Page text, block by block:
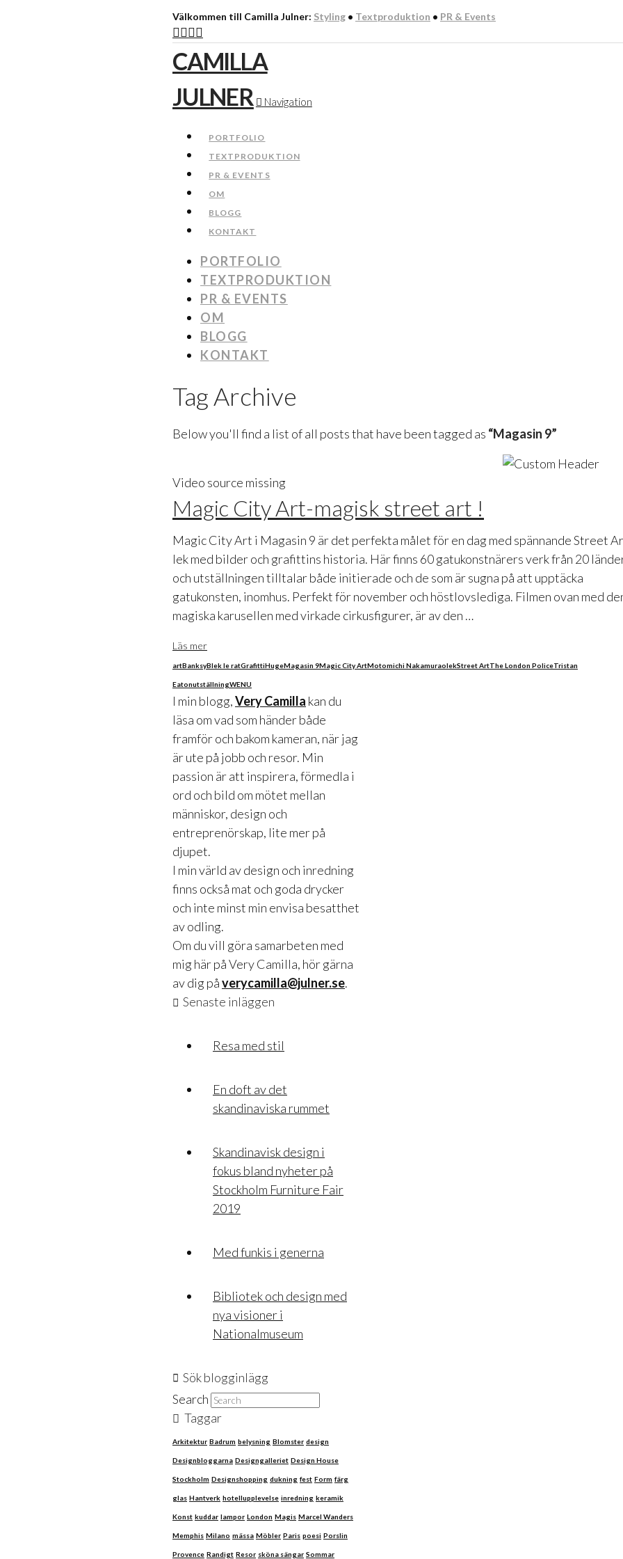
Välkommen till Camilla Julner: Styling • Textproduktion • PR & Events
CAMILLA
JULNER
Navigation
PORTFOLIO
TEXTPRODUKTION
PR & EVENTS
OM
BLOGG
KONTAKT
PORTFOLIO
TEXTPRODUKTION
PR & EVENTS
OM
BLOGG
KONTAKT
Tag Archive
Below you'll find a list of all posts that have been tagged as “Magasin 9”
Video source missing
Magic City Art-magisk street art !
Magic City Art i Magasin 9 är det perfekta målet för en dag med spännande Street
lek med bilder och grafittins historia. Här finns 60 gatukonstnärers verk från 20
och utställningen tilltalar både initierade och de som är sugna på att upptäcka
gatukonsten, inomhus. Perfekt för november och höstlovslediga. Filmen ovan med
magiska karusellen med virkade cirkusfigurer, är av den …
Läs mer
artBanksyBlek le ratGrafittiHugeMagasin 9Magic City ArtMotomichi NakamuraolekStreet ArtThe London PoliceTristan
EatonutställningWENU
I min blogg,Very Camilla kan du
läsa om vad som händer både
framför och bakom kameran, när jag
är ute på jobb och resor. Min
passion är att inspirera, förmedla i
ord och bild om mötet mellan
människor, design och
entreprenörskap, lite mer på
djupet.
I min värld av design och inredning
finns också mat och goda drycker
och inte minst min envisa besatthet
av odling.
Om du vill göra samarbeten med
mig här på Very Camilla, hör gärna
av dig påverycamilla@julner.se.
Senaste inläggen
Resa med stil
En doft av det
skandinaviska rummet
Skandinavisk design i
fokus bland nyheter på
Stockholm Furniture Fair
2019
Med funkis i generna
Bibliotek och design med
nya visioner i
Nationalmuseum
Sök blogginlägg
Search
Taggar
Arkitektur Badrum belysning Blomster design
Designbloggarna Designgalleriet Design House
Stockholm Designshopping dukning fest Form färg
glas Hantverk hotellupplevelse inredning keramik
Konst kuddar lampor London Magis Marcel Wanders
Memphis Milano mässa Möbler Paris poesi Porslin
Provence Randigt Resor sköna sängar Sommar